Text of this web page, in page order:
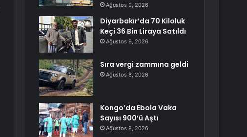
Ağustos 9, 2026
Diyarbakır’da 70 Kiloluk
Keçi 36 Bin Liraya Satıldı
Ağustos 9, 2026
Sıra vergi zammına geldi
Ağustos 8, 2026
Kongo’da Ebola Vaka
Sayısı 900’ü Aştı
Ağustos 8, 2026